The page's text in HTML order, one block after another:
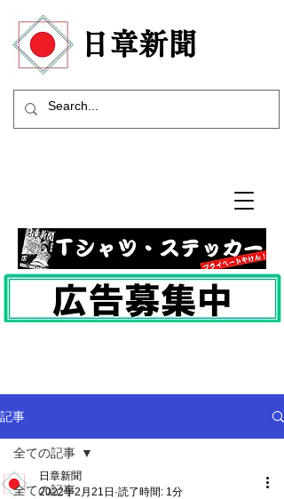
​日章新聞
記事
全ての記事
全ての記事
日章新聞
2022年2月21日 読了時間: 1分